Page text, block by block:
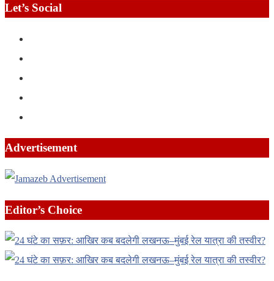
Let’s Social
Advertisement
Editor’s Choice